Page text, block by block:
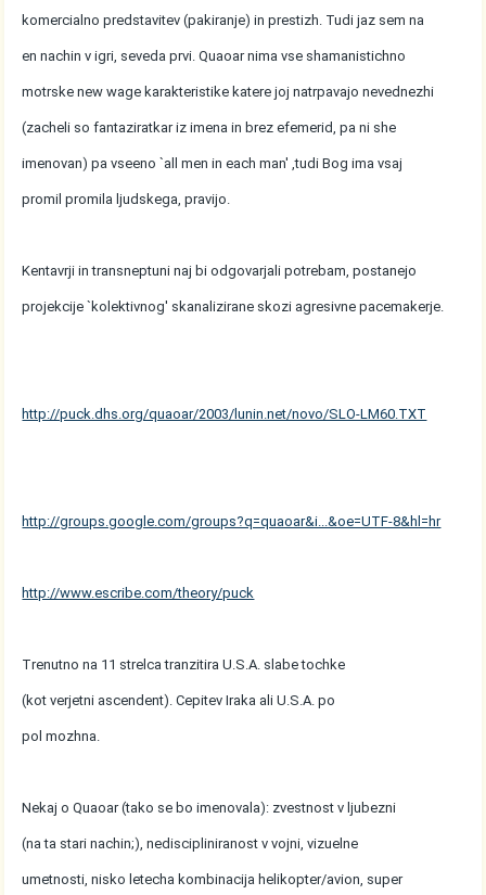
komercialno predstavitev (pakiranje) in prestizh. Tudi jaz sem na
en nachin v igri, seveda prvi. Quaoar nima vse shamanistichno
motrske new wage karakteristike katere joj natrpavajo nevednezhi
(zacheli so fantaziratkar iz imena in brez efemerid, pa ni she
imenovan) pa vseeno `all men in each man' ,tudi Bog ima vsaj
promil promila ljudskega, pravijo.
Kentavrji in transneptuni naj bi odgovarjali potrebam, postanejo
projekcije `kolektivnog' skanalizirane skozi agresivne pacemakerje.
http://puck.dhs.org/quaoar/2003/lunin.net/novo/SLO-LM60.TXT
http://groups.google.com/groups?q=quaoar&i...&oe=UTF-8&hl=hr
http://www.escribe.com/theory/puck
Trenutno na 11 strelca tranzitira U.S.A. slabe tochke
(kot verjetni ascendent). Cepitev Iraka ali U.S.A. po
pol mozhna.
Nekaj o Quaoar (tako se bo imenovala): zvestnost v ljubezni
(na ta stari nachin;), nediscipliniranost v vojni, vizuelne
umetnosti, nisko letecha kombinacija helikopter/avion, super